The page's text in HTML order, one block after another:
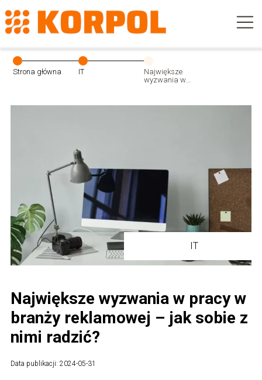
Strona główna IT
Największe
wyzwania w
sobie z nimi
IT
Największe wyzwania w pracy w
branży reklamowej – jak sobie z
nimi radzić?
Data publikacji: 2024-05-31